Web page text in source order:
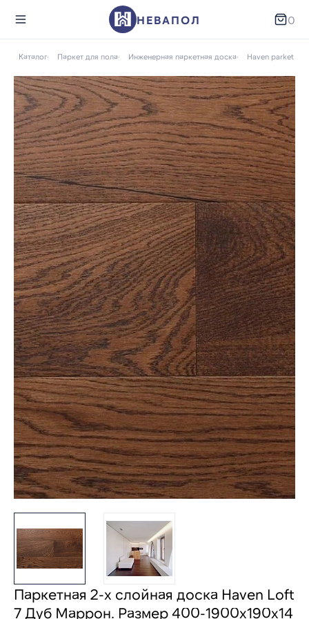
НЕВАПОЛ 0
Каталог Паркет для пола Инженерная паркетная доска Haven parket
Паркетная 2-х слойная доска Haven Loft
7 Дуб Маррон. Размер 400-1900х190x14